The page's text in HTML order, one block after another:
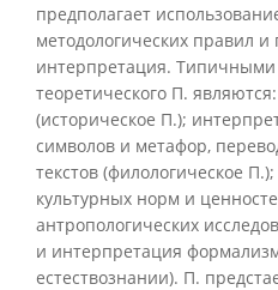
предполагает
методологических правил и
интерпретация.
теоретического П.
(историческое П.);
символов и метафор,
текстов (филологическое
культурных норм и
антропологических
и интерпретация
естествознании). П.